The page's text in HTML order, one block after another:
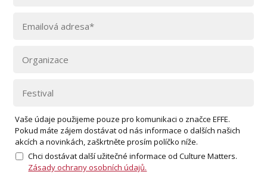
Vaše údaje použijeme pouze pro komunikaci o značce EFFE.
Pokud máte zájem dostávat od nás informace o dalších našich
akcích a novinkách, zaškrtněte prosím políčko níže.
Chci dostávat další užitečné informace od Culture Matters.
Zásady ochrany osobních údajů.